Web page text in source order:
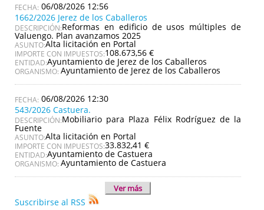
06/08/2026 12:56
1662/2026 Jerez de los Caballeros
DESCRIPCIÓN:Reformas en edificio de usos múltiples de
Valuengo. Plan avanzamos 2025
ASUNTO:Alta licitación en Portal
IMPORTE CON IMPUESTOS:108.673,56 €
ENTIDAD:Ayuntamiento de Jerez de los Caballeros
ORGANISMO: Ayuntamiento de Jerez de los Caballeros
06/08/2026 12:30
543/2026 Castuera.
DESCRIPCIÓN:Mobiliario para Plaza Félix Rodríguez de la
Fuente
ASUNTO:Alta licitación en Portal
IMPORTE CON IMPUESTOS:33.832,41 €
ENTIDAD:Ayuntamiento de Castuera
ORGANISMO: Ayuntamiento de Castuera
Ver más
Suscribirse al RSS